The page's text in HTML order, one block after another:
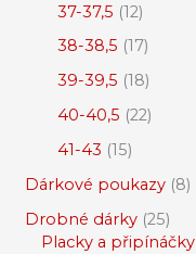
37-37,5 12
38-38,5 17
39-39,5 18
40-40,5 22
41-43 15
Dárkové poukazy 8
Drobné dárky 25
Placky a připínáčky